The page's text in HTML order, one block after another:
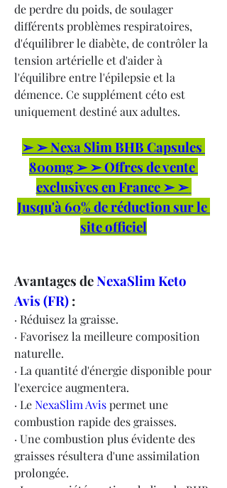
de perdre du poids, de soulager
différents problèmes respiratoires,
d'équilibrer le diabète, de contrôler la
tension artérielle et d'aider à
l'équilibre entre l'épilepsie et la
démence. Ce supplément céto est
uniquement destiné aux adultes.
➢ ➢ Nexa Slim BHB Capsules
800mg ➢ ➢ Offres de vente
exclusives en France ➢ ➢
Jusqu'à 60% de réduction sur le
site officiel
Avantages de NexaSlim Keto
Avis (FR) :
· Réduisez la graisse.
· Favorisez la meilleure composition
naturelle.
· La quantité d'énergie disponible pour
l'exercice augmentera.
· Le NexaSlim Avis permet une
combustion rapide des graisses.
· Une combustion plus évidente des
graisses résultera d'une assimilation
prolongée.